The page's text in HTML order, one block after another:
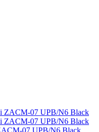
07 UPB/N6 Black